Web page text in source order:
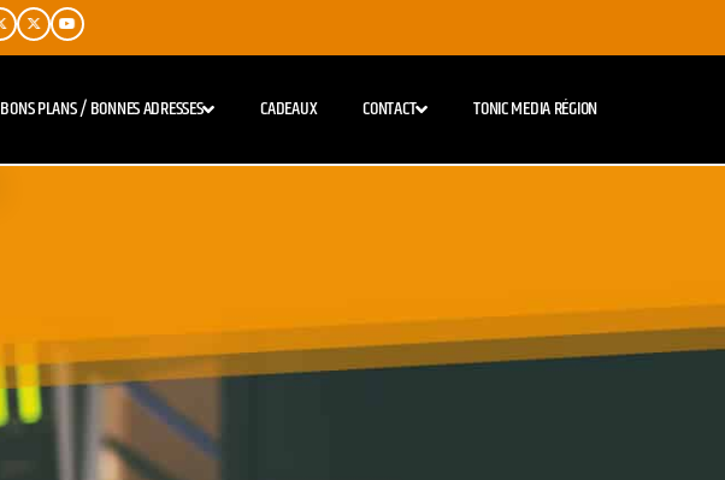
BONS PLANS / BONNES ADRESSES CADEAUX CONTACT TONIC MEDIA RÉGION